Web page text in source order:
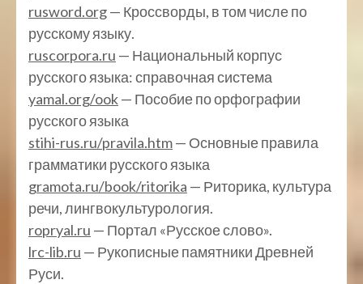
rusword.org— Кроссворды, в том числе по
русскому языку.
ruscorpora.ru — Национальный корпус
русского языка: справочная система
yamal.org/ook— Пособие по орфографии
русского языка
stihi-rus.ru/pravila.htm— Основные правила
грамматики русского языка
gramota.ru/book/ritorika — Риторика, культура
речи, лингвокультурология.
ropryal.ru — Портал «Русское слово».
lrc-lib.ru — Рукописные памятники Древней
Руси.